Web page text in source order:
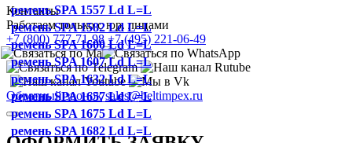
ремень SPA 1557 Ld L=L
ремень SPA 1582 Ld L=L
ремень SPA 1600 Ld L=L
ремень SPA 1607 Ld L=L
ремень SPA 1632 Ld L=L
ремень SPA 1657 Ld L=L
ремень SPA 1675 Ld L=L
ремень SPA 1682 Ld L=L
Контакты
Работаем только с юр. лицами
+7 (800) 777-71-98 +7 (495) 221-06-49
Обратный звонок sales@beltimpex.ru